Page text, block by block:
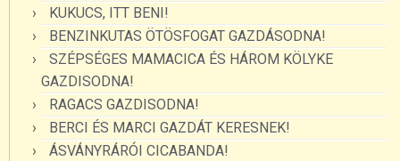
KUKUCS, ITT BENI!
BENZINKUTAS ÖTÖSFOGAT GAZDÁSODNA!
SZÉPSÉGES MAMACICA ÉS HÁROM KÖLYKE
GAZDISODNA!
RAGACS GAZDISODNA!
BERCI ÉS MARCI GAZDÁT KERESNEK!
ÁSVÁNYRÁRÓI CICABANDA!